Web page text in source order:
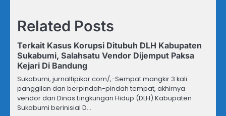
Related Posts
Terkait Kasus Korupsi Ditubuh DLH Kabupaten
Sukabumi, Salahsatu Vendor Dijemput Paksa
Kejari Di Bandung
Sukabumi, jurnaltipikor.com/,-Sempat mangkir 3 kali
panggilan dan berpindah-pindah tempat, akhirnya
vendor dari Dinas Lingkungan Hidup (DLH) Kabupaten
Sukabumi berinisial D…